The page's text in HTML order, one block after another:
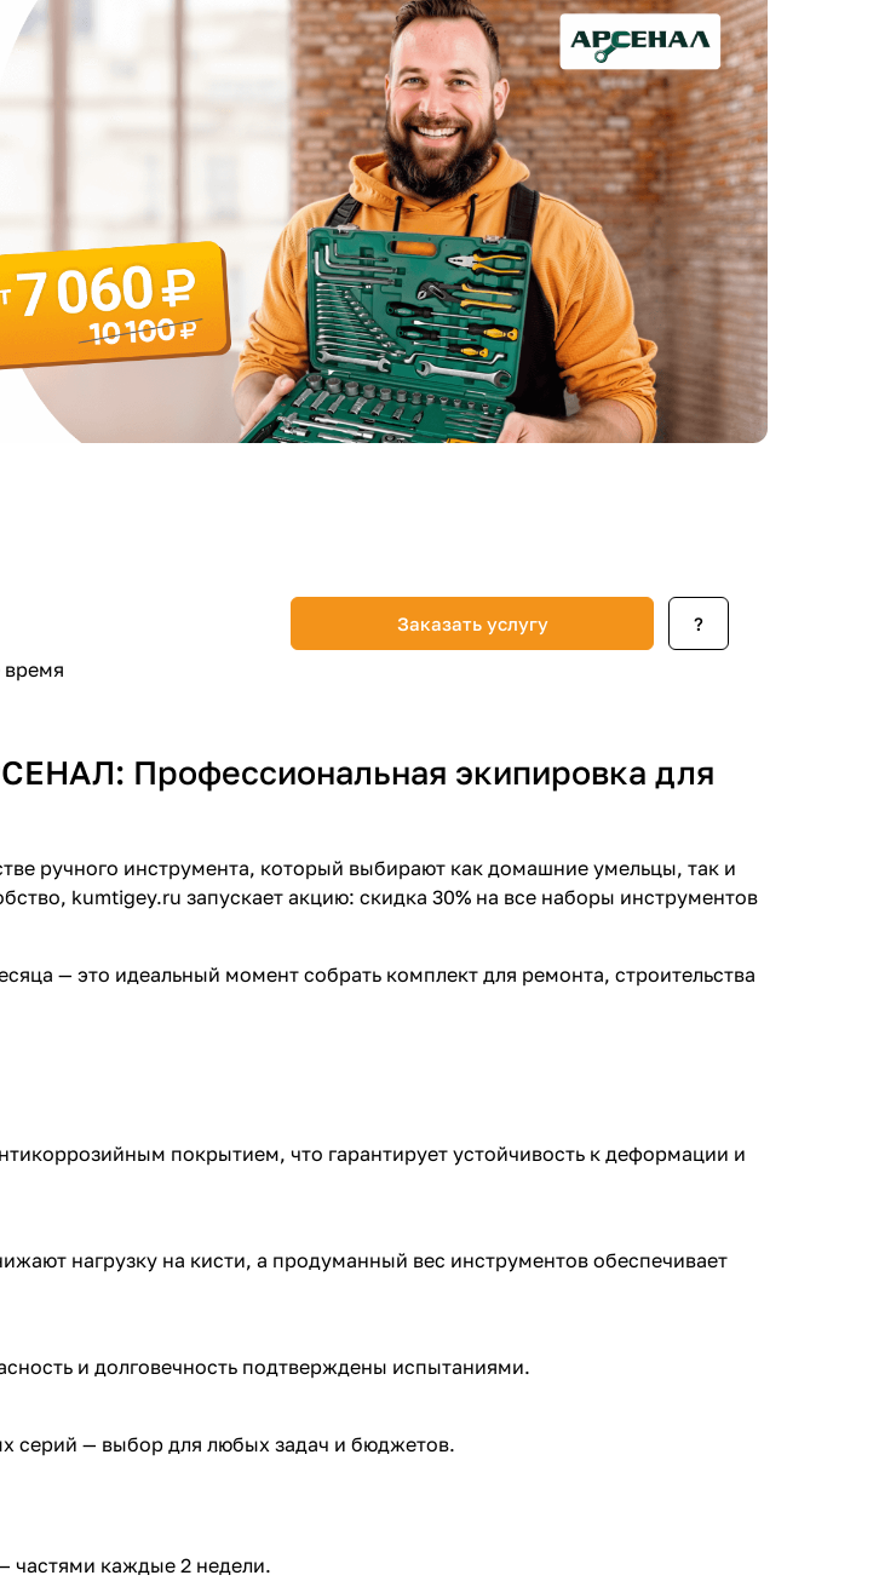
Заказать услугу ?
Профессиональная экипировка для
ручного инструмента, который выбирают как домашние умельцы, так и
kumtigey.ru запускает акцию: скидка 30% на все наборы инструментов
— это идеальный момент собрать комплект для ремонта, строительства
покрытием, что гарантирует устойчивость к деформации и
нагрузку на кисти, а продуманный вес инструментов обеспечивает
и долговечность подтверждены испытаниями.
серий — выбор для любых задач и бюджетов.
частями каждые 2 недели.
в корзину
только
25%каждые 2 недели
вопросы?